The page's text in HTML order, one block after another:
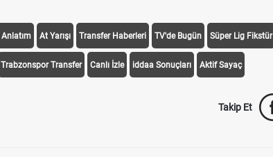
Anlatım At Yarışı Transfer Haberleri TV'de Bugün Süper Lig Fikstür
Trabzonspor Transfer Canlı İzle iddaa Sonuçları Aktif Sayaç
Takip Et